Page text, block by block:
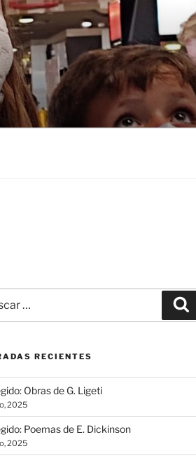
RECIENTES
Obras de G. Ligeti
2025
Poemas de E. Dickinson
2025